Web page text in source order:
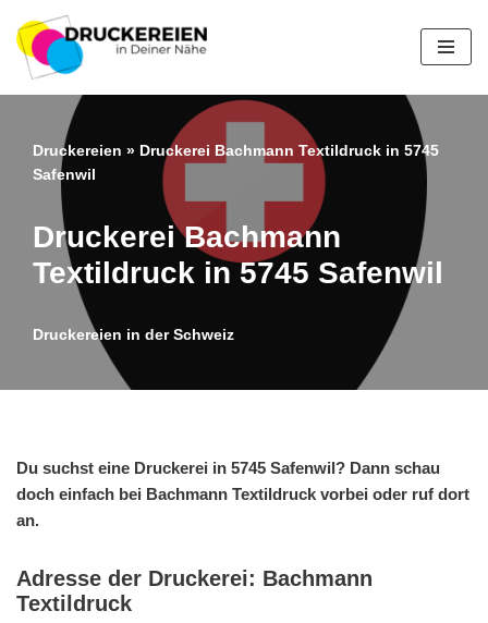
Zum
Inhalt
springen
Druckereien » Druckerei Bachmann Textildruck in 5745
Safenwil
Druckerei Bachmann
Textildruck in 5745 Safenwil
Druckereien in der Schweiz
Du suchst eine Druckerei in 5745 Safenwil? Dann schau
doch einfach bei Bachmann Textildruck vorbei oder ruf dort
an.
Adresse der Druckerei: Bachmann
Textildruck